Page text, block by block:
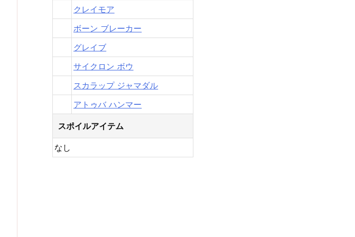
クレイモア
ボーン ブレーカー
グレイブ
サイクロン ボウ
スカラップ ジャマダル
アトゥバ ハンマー
スポイルアイテム
なし